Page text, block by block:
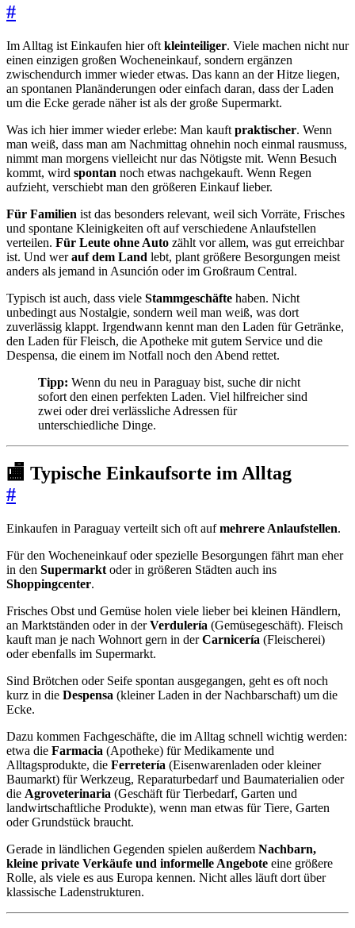
#
Im Alltag ist Einkaufen hier oft kleinteiliger. Viele machen nicht nur
einen einzigen großen Wocheneinkauf, sondern ergänzen
zwischendurch immer wieder etwas. Das kann an der Hitze liegen,
an spontanen Planänderungen oder einfach daran, dass der Laden
um die Ecke gerade näher ist als der große Supermarkt.
Was ich hier immer wieder erlebe: Man kauft praktischer. Wenn
man weiß, dass man am Nachmittag ohnehin noch einmal rausmuss,
nimmt man morgens vielleicht nur das Nötigste mit. Wenn Besuch
kommt, wird spontan noch etwas nachgekauft. Wenn Regen
aufzieht, verschiebt man den größeren Einkauf lieber.
Für Familien ist das besonders relevant, weil sich Vorräte, Frisches
und spontane Kleinigkeiten oft auf verschiedene Anlaufstellen
verteilen. Für Leute ohne Auto zählt vor allem, was gut erreichbar
ist. Und werauf dem Land lebt, plant größere Besorgungen meist
anders als jemand in Asunción oder im Großraum Central.
Typisch ist auch, dass viele Stammgeschäfte haben. Nicht
unbedingt aus Nostalgie, sondern weil man weiß, was dort
zuverlässig klappt. Irgendwann kennt man den Laden für Getränke,
den Laden für Fleisch, die Apotheke mit gutem Service und die
Despensa, die einem im Notfall noch den Abend rettet.
Tipp: Wenn du neu in Paraguay bist, suche dir nicht
sofort den einen perfekten Laden. Viel hilfreicher sind
zwei oder drei verlässliche Adressen für
unterschiedliche Dinge.
🏬 Typische Einkaufsorte im Alltag
#
Einkaufen in Paraguay verteilt sich oft aufmehrere Anlaufstellen.
Für den Wocheneinkauf oder spezielle Besorgungen fährt man eher
in den Supermarkt oder in größeren Städten auch ins
Shoppingcenter.
Frisches Obst und Gemüse holen viele lieber bei kleinen Händlern,
an Marktständen oder in derVerdulería (Gemüsegeschäft). Fleisch
kauft man je nach Wohnort gern in derCarnicería (Fleischerei)
oder ebenfalls im Supermarkt.
Sind Brötchen oder Seife spontan ausgegangen, geht es oft noch
kurz in die Despensa (kleiner Laden in der Nachbarschaft) um die
Ecke.
Dazu kommen Fachgeschäfte, die im Alltag schnell wichtig werden:
etwa die Farmacia (Apotheke) für Medikamente und
Alltagsprodukte, die Ferretería (Eisenwarenladen oder kleiner
Baumarkt) für Werkzeug, Reparaturbedarf und Baumaterialien oder
die Agroveterinaria (Geschäft für Tierbedarf, Garten und
landwirtschaftliche Produkte), wenn man etwas für Tiere, Garten
oder Grundstück braucht.
Gerade in ländlichen Gegenden spielen außerdem Nachbarn,
kleine private Verkäufe und informelle Angebote eine größere
Rolle, als viele es aus Europa kennen. Nicht alles läuft dort über
klassische Ladenstrukturen.